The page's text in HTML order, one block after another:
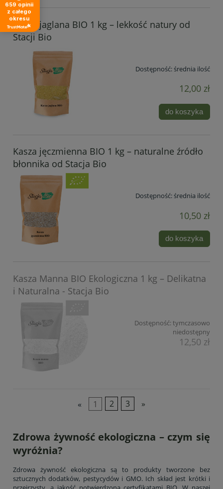
Kasza jaglana BIO 1 kg – lekkość natury od
Stacji Bio
Dostępność:średnia ilość
12,00 zł
do koszyka
Kasza jęczmienna BIO 1 kg – naturalne źródło
błonnika od Stacja Bio
Dostępność:średnia ilość
10,50 zł
do koszyka
Kasza Manna BIO Ekologiczna 1 kg – Delikatna
i Naturalna - Stacja Bio
Dostępność: tymczasowo
niedostępny
12,50 zł
« 1 2 3 »
Zdrowa żywność ekologiczna – czym się
wyróżnia?
Zdrowa żywność ekologiczna są to produkty tworzone bez
sztucznych dodatków, pestycydów i GMO. Ich skład jest krótki i
659 opinii
z całego
okresu